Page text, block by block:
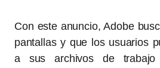
Con este anuncio, Adobe
pantallas y que los usuarios
a sus archivos de